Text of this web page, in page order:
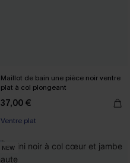
Maillot de bain une pièce noir ventre
plat à col plongeant
37,00 €
Ventre plat
NEW